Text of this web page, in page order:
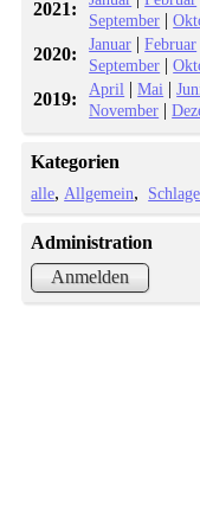
2021:
September |
2020: Januar |Februar
September |
2019: April |Mai |
November |
Kategorien
alle Allgemein
Administration
Anmelden